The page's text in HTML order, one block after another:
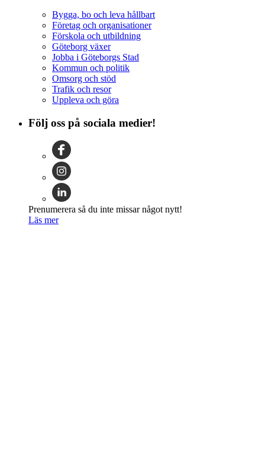
Bygga, bo och leva hållbart
Företag och organisationer
Förskola och utbildning
Göteborg växer
Jobba i Göteborgs Stad
Kommun och politik
Omsorg och stöd
Trafik och resor
Uppleva och göra
Följ oss på sociala medier!
Prenumerera så du inte missar något nytt!
Läs mer